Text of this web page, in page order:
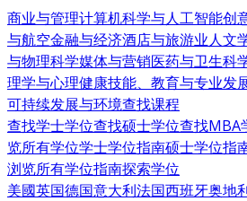
商业与管理计算机科学与人工智能创
与航空金融与经济酒店与旅游业人文
与物理科学媒体与营销医药与卫生科
理学与心理健康技能、教育与专业发
可持续发展与环境查找课程
查找学士学位查找硕士学位查找MBA
览所有学位学士学位指南硕士学位指
浏览所有学位指南探索学位
美國英国德国意大利法国西班牙奥地